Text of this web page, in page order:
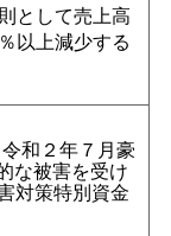
として売上高
以上減少する
和２年７月豪
な被害を受け
対策特別資金